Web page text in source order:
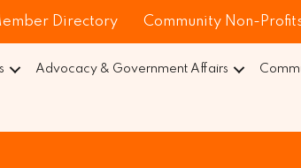
Directory Community Non-
Advocacy & Government Affairs